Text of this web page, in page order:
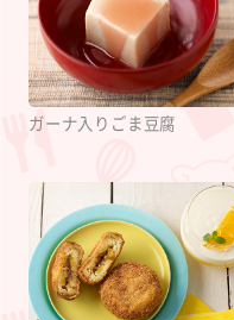
ガーナ入りごま豆腐